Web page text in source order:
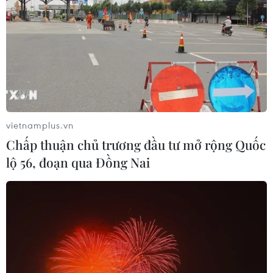
07/11/2019 05:11
​Hỏa hoạn xảy ra tại khu vực có nhiều nguyên liệu dễ
cháy như giấy, nhựa, cao su... kết hợp với gió lớn nên
tạo ra cột khói đen bốc cao; ngọn lửa nhanh chóng lan
rộng ra những khu vực bên cạnh.
vietnamplus.vn
Chấp thuận chủ trương đầu tư mở rộng Quốc
lộ 56, đoạn qua Đồng Nai